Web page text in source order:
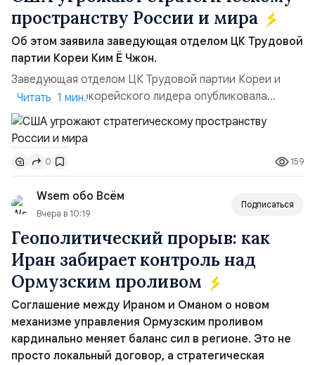
пространству России и мира
Об этом заявила заведующая отделом ЦК Трудовой
партии Кореи Ким Ё Чжон.
Заведующая отделом ЦК Трудовой партии Кореи и
сестра северокорейского лидера опубликовала
заявление для прессы в ответ на проведение Токио
совместных с флотом США запусков крылатых ракет
Томагавк.«Япония отбросила обманчивую видимость
„исключительно оборонительной страны“ и выносит
вопрос о собственном ядерном вооружении на
всеобщее обозрение, одновреме...
Читать 1 мин.
0 159
Wsem обо Всём
Вчера в 10:19
Подписаться
Геополитический прорыв: как
Иран забирает контроль над
Ормузским проливом
Соглашение между Ираном и Оманом о новом
механизме управления Ормузским проливом
кардинально меняет баланс сил в регионе. Это не
просто локальный договор, а стратегическая